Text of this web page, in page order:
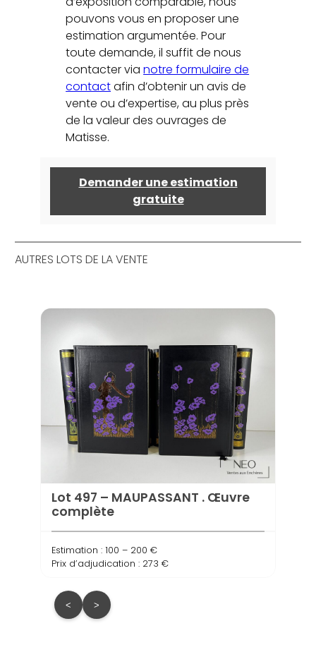
pouvons vous en proposer une
estimation argumentée. Pour
toute demande, il suffit de nous
contacter vianotre formulaire de
contactafin d’obtenir un avis de
vente ou d’expertise, au plus près
de la valeur des ouvrages de
Matisse.
Demander une estimation
gratuite
AUTRES LOTS DE LA VENTE
Lot 497 – MAUPASSANT . Œuvre
complète
Estimation : 100 – 200 €
Prix d’adjudication : 273 €
< >